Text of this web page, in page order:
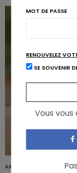
ARTICLES
MOT DE PASSE
RENOUVELEZ
SE SOUVENIR
Vous